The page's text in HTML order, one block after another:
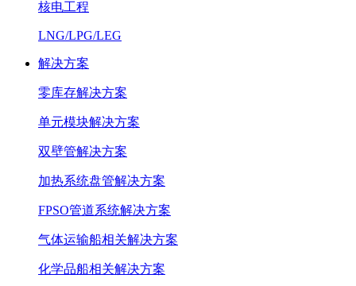
核电工程
LNG/LPG/LEG
解决方案
零库存解决方案
单元模块解决方案
双壁管解决方案
加热系统盘管解决方案
FPSO管道系统解决方案
气体运输船相关解决方案
化学品船相关解决方案